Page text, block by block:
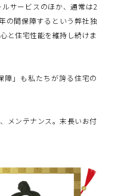
サービスのほか、通常は2
の間保障するという弊社独
と住宅性能を維持し続けま
障」も私たちが誇る住宅の
メンテナンス。末長いお付